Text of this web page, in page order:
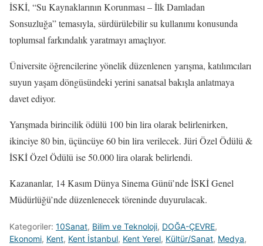
İSKİ, “Su Kaynaklarının Korunması – İlk Damladan
Sonsuzluğa” temasıyla, sürdürülebilir su kullanımı konusunda
toplumsal farkındalık yaratmayı amaçlıyor.
Üniversite öğrencilerine yönelik düzenlenen yarışma, katılımcıları
suyun yaşam döngüsündeki yerini sanatsal bakışla anlatmaya
davet ediyor.
Yarışmada birincilik ödülü 100 bin lira olarak belirlenirken,
ikinciye 80 bin, üçüncüye 60 bin lira verilecek. Jüri Özel Ödülü &
İSKİ Özel Ödülü ise 50.000 lira olarak belirlendi.
Kazananlar, 14 Kasım Dünya Sinema Günü’nde İSKİ Genel
Müdürlüğü’nde düzenlenecek töreninde duyurulacak.
Kategoriler: 10Sanat, Bilim ve Teknoloji, DOĞA-ÇEVRE,
Ekonomi, Kent, Kent İstanbul, Kent Yerel, Kültür/Sanat, Medya,